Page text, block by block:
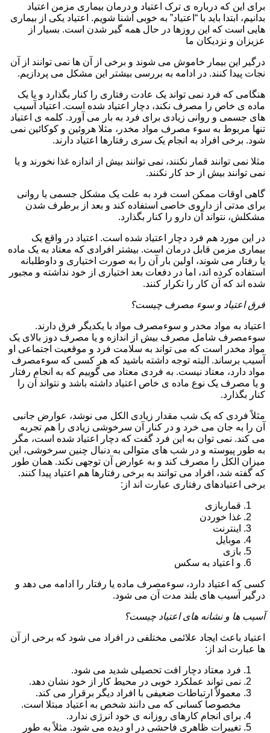
برای این که درباره ی ترک اعتیاد و درمان بیماری مزمن اعتیاد
بدانیم، ابتدا باید با “اعتیاد” به خوبی آشنا شویم. اعتیاد یکی از بیماری
هایی است که این روزها در حال همه گیر شدن است. بسیار از
عزیزان و نزدیکان ما
درگیر این بیمار خاموش می شوند و برخی از آن ها نمی توانند از آن
نجات پیدا کنند. در ادامه به بررسی بیشتر این مشکل می پردازیم.
هنگامی که فرد نمی تواند یک عادت رفتاری را کنار بگذارد و یا یک
ماده ی خاص را مصرف نکند، دچار اعتیاد شده است. اعتیاد آسیب
های جسمی و روانی زیادی برای فرد به بار می آورد. کلمه ی اعتیاد
تنها مربوط به سوء مصرف مواد مخدر، مثلا هروئین و کوکائین نمی
شود. برخی افراد به انجام یک سری رفتارها اعتیاد دارند.
مثلا نمی توانند قمار نکنند، نمی توانند بیش از اندازه غذا نخورند و یا
نمی توانند بیش از حد کار نکنند.
گاهی اوقات ممکن است فرد به علت یک مشکل جسمی یا روانی
برای مدتی از داروی خاصی استفاده کند و بعد از برطرف شدن
مشکلش، نتواند آن دارو را کنار بگذارد.
در این مورد هم فرد دچار اعتیاد شده است. اعتیاد در واقع یک
بیماری مزمن قابل درمان است. بیشتر افرادی که معتاد به یک ماده
یا رفتار می شوند، اولین بار آن را به صورت اختیاری و داوطلبانه
استفاده کرده اند، اما در دفعات بعد اختیاری از خود نداشته و مجبور
شده اند که آن کار را تکرار کنند.
فرق اعتیاد و سوء مصرف چیست؟
اعتیاد به مواد مخدر و سوءمصرف مواد با یکدیگر فرق دارند.
سوءمصرف شامل مصرف بیش از اندازه و یا مصرف دوز بالای یک
مواد مخدر است که می تواند به سلامت فرد و موقعیت اجتماعی او
آسیب برساند. البته توجه داشته باشید که هر کسی که سوءمصرف
مواد دارد، معتاد نیست. به فردی معتاد می گوییم که به انجام رفتار
و یا مصرف یک نوع ماده ی خاص اعتیاد داشته باشد و نتواند آن را
کنار بگذارد.
مثلاً فردی که یک شب مقدار زیادی الکل می نوشد، عوارض جانبی
آن را به جان می خرد و در کنار آن سرخوشی زیادی را هم تجربه
می کند. نمی توان به این فرد گفت که دچار اعتیاد شده است، مگر
به طور پیوسته و در شب های متوالی به دنبال چنین سرخوشی، این
میزان الکل را مصرف کند و به عوارض آن توجهی نکند. همان طور
که گفته شد، افراد می توانند به برخی رفتارها هم اعتیاد پیدا کنند.
برخی اعتیادهای رفتاری عبارت اند از:
قماربازی
غذا خوردن
اینترنت
موبایل
بازی
و اعتیاد به سکس
کسی که اعتیاد دارد، سوءمصرف ماده یا رفتار را ادامه می دهد و
درگیر آسیب های بلند مدت آن می شود.
آسیب ها و نشانه های اعتیاد چیست؟
اعتیاد باعث ایجاد علائمی مختلفی در افراد می شود که برخی از آن
ها عبارت اند از:
فرد معتاد دچار افت تحصیلی شدید می شود.
نمی تواند عملکرد خوبی در محیط کار از خود نشان دهد.
معمولاً ارتباطات ضعیفی با افراد دیگر برقرار می کند.
مخصوصا کسانی که می دانند شخص به اعتیاد مبتلا است.
برای انجام کارهای روزانه ی خود انرژی ندارد.
تغییرات ظاهری فاحشی در او دیده می شود. مثلاً به طور